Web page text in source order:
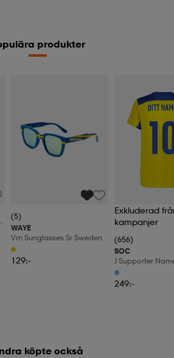
produkter
(5)
WAYE
Vm Sunglasses Sr Sweden
129:-
Exkluderad
kampanjer
(656)
SOC
J Supporter
249:-
köpte också